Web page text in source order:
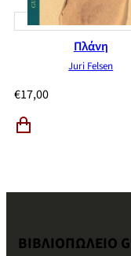
Πλάνη
Juri Felsen
€17,00
ΒΙΒΛΙΟΠΩΛΕΙΟ